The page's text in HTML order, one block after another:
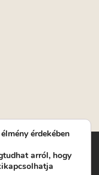
Kft. | Működési
Kálvária tér 6. |
érdekében
arról, hogy